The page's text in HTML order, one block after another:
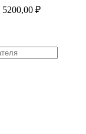
5200,00 ₽